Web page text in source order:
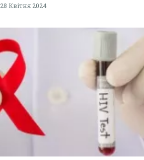
28 Квітня 2024